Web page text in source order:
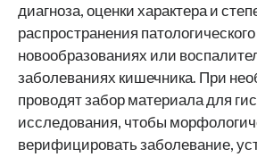
диагноза, оценки характера и
распространения
новообразованиях или
заболеваниях кишечника. При
проводят забор материала для
исследования, чтобы
верифицировать заболевание,